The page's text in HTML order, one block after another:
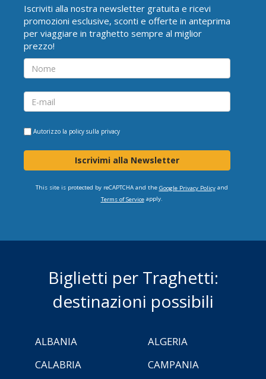
Iscriviti alla nostra newsletter gratuita e ricevi
promozioni esclusive, sconti e offerte in anteprima
per viaggiare in traghetto sempre al miglior
prezzo!
Autorizzo la policy sulla privacy
Iscrivimi alla Newsletter
This site is protected by reCAPTCHA and the Google Privacy Policyand
Terms of Serviceapply.
Biglietti per Traghetti:
destinazioni possibili
ALBANIA
ALGERIA
CALABRIA
CAMPANIA